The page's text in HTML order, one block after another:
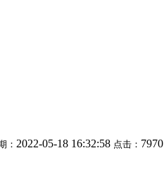
： 2022-05-18 16:32:58 点击： 7970